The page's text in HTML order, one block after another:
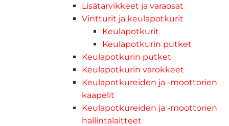
Lisätarvikkeet ja varaosat
Vintturit ja keulapotkurit
Keulapotkurit
Keulapotkurin putket
Keulapotkurin putket
Keulapotkurin varokkeet
Keulapotkureiden ja -moottorien
kaapelit
Keulapotkureiden ja -moottorien
hallintalaitteet